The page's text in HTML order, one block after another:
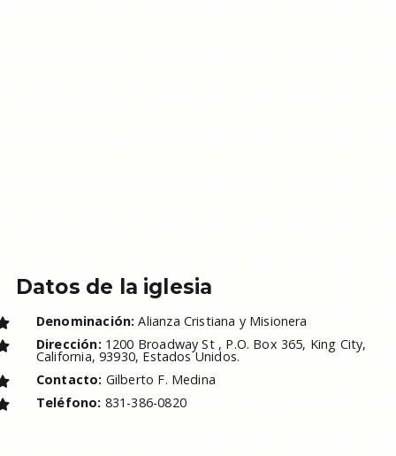
Datos de la iglesia
Denominación: Alianza Cristiana y Misionera
Dirección: 1200 Broadway St , P.O. Box 365, King City,
California, 93930, Estados Unidos.
Contacto: Gilberto F. Medina
Teléfono: 831-386-0820